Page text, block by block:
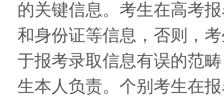
的关键信息。考生在高考
和身份证等信息，否则，
于报考录取信息有误的范
生本人负责。个别考生在